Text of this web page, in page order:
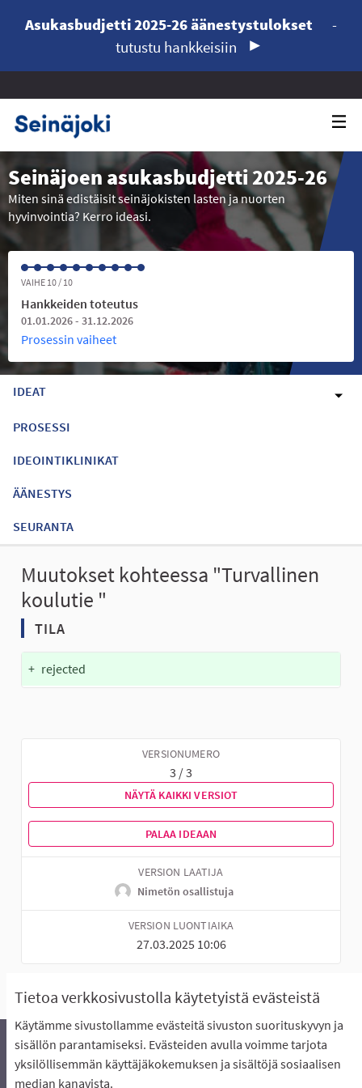
Tietoa verkkosivustolla käytetyistä evästeistä
Käytämme sivustollamme evästeitä sivuston suorituskyvyn ja
sisällön parantamiseksi. Evästeiden avulla voimme tarjota
yksilöllisemmän käyttäjäkokemuksen ja sisältöjä sosiaalisen
median kanavista.
Asukasbudjetti 2025-26 äänestystulokset
-
tutustu hankkeisiin
Seinäjoen asukasbudjetti 2025-26
Miten sinä edistäisit seinäjokisten lasten ja nuorten
hyvinvointia? Kerro ideasi.
VAIHE 10 / 10
Hankkeiden toteutus
01.01.2026 - 31.12.2026
Prosessin vaiheet
IDEAT
PROSESSI
IDEOINTIKLINIKAT
ÄÄNESTYS
SEURANTA
Muutokset kohteessa "Turvallinen
koulutie "
TILA
+ rejected
VERSIONUMERO
3 / 3
NÄYTÄ KAIKKI VERSIOT
PALAA IDEAAN
VERSION LAATIJA
Nimetön osallistuja
VERSION LUONTIAIKA
27.03.2025 10:06
Äänestyksen pikaohjeet
Usein kysytyt kysymykset